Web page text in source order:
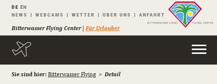
Bitterwasser Flying Center| Für Urlauber
Navigation
NEWS WEBCAMS WETTER ÜBER UNS ANFAHRT
DE EN
Sie sind hier: Bitterwasser Flying Detail